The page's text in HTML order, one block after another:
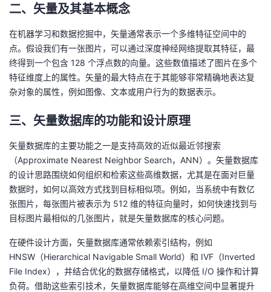
子
直
播
的
活
我
的
我
开
发
者
堂
我
Programs
的
支
持
我
的
我
二、矢量及其基本概念
在机器学习和数据挖掘中，矢量通常表示一个多维特征空间中的
点。假设我们有一张图片，可以通过深度神经网络提取其特征，最
终得到一个包含 128 个浮点数的向量。这些数值描述了图片在多个
特征维度上的属性。矢量的最大特点在于其能够非常精确地表达复
杂对象的属性，例如图像、文本或用户行为的数据表示。
三、矢量数据库的功能和设计原理
矢量数据库的主要功能之一是支持高效的近似最近邻搜索
（Approximate Nearest Neighbor Search，ANN）。矢量数据库
的设计思路围绕如何组织和检索这些高维数据，尤其是在面对巨量
数据时，如何以高效方式找到目标相似项。例如，当系统中有数亿
张图片，每张图片被表示为 512 维的特征向量时，如何快速找到与
目标图片最相似的几张图片，就是矢量数据库的核心问题。
在硬件设计方面，矢量数据库通常依赖索引结构，例如
HNSW（Hierarchical Navigable Small World）和 IVF（Inverted
File Index），并结合优化的数据存储格式，以降低 I/O 操作和计算
负荷。借助这些索引技术，矢量数据库能够在高维空间中显著提升